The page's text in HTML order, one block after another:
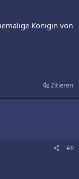
Königin von
Zitieren
#6